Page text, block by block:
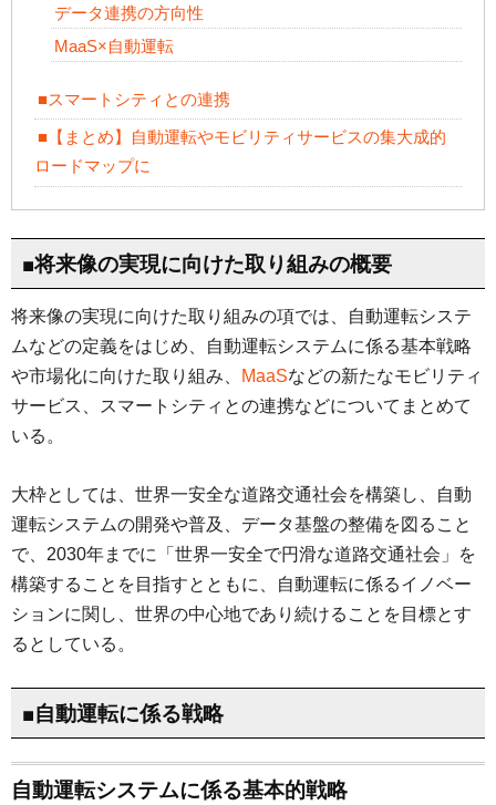
データ連携の方向性
MaaS×自動運転
■スマートシティとの連携
■【まとめ】自動運転やモビリティサービスの集大成的
ロードマップに
■将来像の実現に向けた取り組みの概要
将来像の実現に向けた取り組みの項では、自動運転システ
ムなどの定義をはじめ、自動運転システムに係る基本戦略
や市場化に向けた取り組み、
MaaSなどの新たなモビリティ
サービス、スマートシティとの連携などについてまとめて
いる。
大枠としては、世界一安全な道路交通社会を構築し、自動
運転システムの開発や普及、データ基盤の整備を図ること
で、2030年までに「世界一安全で円滑な道路交通社会」を
構築することを目指すとともに、自動運転に係るイノベー
ションに関し、世界の中心地であり続けることを目標とす
るとしている。
■自動運転に係る戦略
自動運転システムに係る基本的戦略